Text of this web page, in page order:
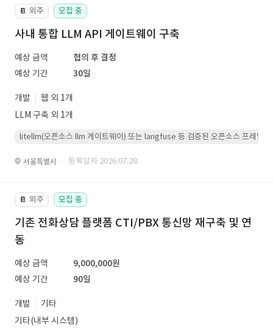
📔 외주 모집 중
사내 통합 LLM API 게이트웨이 구축
예상 금액
협의 후 결정
예상 기간
30일
개발
웹 외 1개
LLM 구축 외 1개
litellm(오픈소스 llm 게이트웨이) 또는 langfuse 등 검증된 오픈소스 프레임워
서울특별시 · 등록일자 2026.07.28.
📔 외주 모집 중
기존 전화상담 플랫폼 CTI/PBX 통신망 재구축 및 연
동
예상 금액
9,000,000원
예상 기간
90일
개발
기타
기타(내부 시스템)